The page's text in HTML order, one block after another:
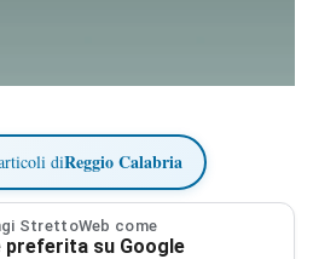
diReggio Calabria
StrettoWeb come
preferita su Google